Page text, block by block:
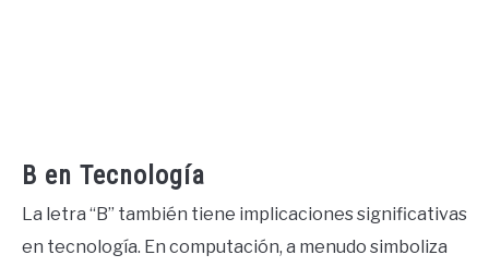
B en Tecnología
La letra “B” también tiene implicaciones significativas
en tecnología. En computación, a menudo simboliza